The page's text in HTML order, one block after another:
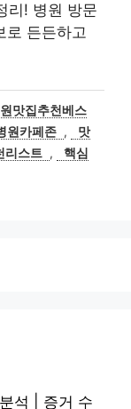
리! 병원 방문
로 든든하고
맛집추천베스
원카페존 ,
맛
리스트 ,
핵심
석 | 증거 수